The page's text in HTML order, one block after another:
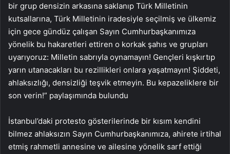
bir grup densizin arkasına saklanıp Türk Milletinin
kutsallarına, Türk Milletinin iradesiyle seçilmiş ve ülkemiz
için gece gündüz çalışan Sayın Cumhurbaşkanımıza
yönelik bu hakaretleri ettiren o korkak şahıs ve grupları
uyarıyoruz: Milletin sabrıyla oynamayın! Gençleri kışkırtıp
yarın utanacakları bu rezillikleri onlara yaşatmayın! Şiddeti,
ahlaksızlığı, densizliği teşvik etmeyin. Bu kepazeliklere bir
son verin!” paylaşımında bulundu
İstanbul’daki protesto gösterilerinde bir kısım kendini
bilmez ahlaksızın Sayın Cumhurbaşkanımıza, ahirete irtihal
etmiş rahmetli annesine ve ailesine yönelik sarf ettiği